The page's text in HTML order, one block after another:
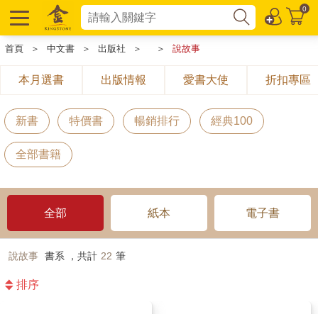
0
首頁 ＞ 中文書 ＞ 出版社 ＞ ＞ 說故事
本月選書 出版情報 愛書大使 折扣專區
新書 特價書 暢銷排行 經典100
全部書籍
全部 紙本 電子書
說故事 書系 ，共計 22 筆
排序